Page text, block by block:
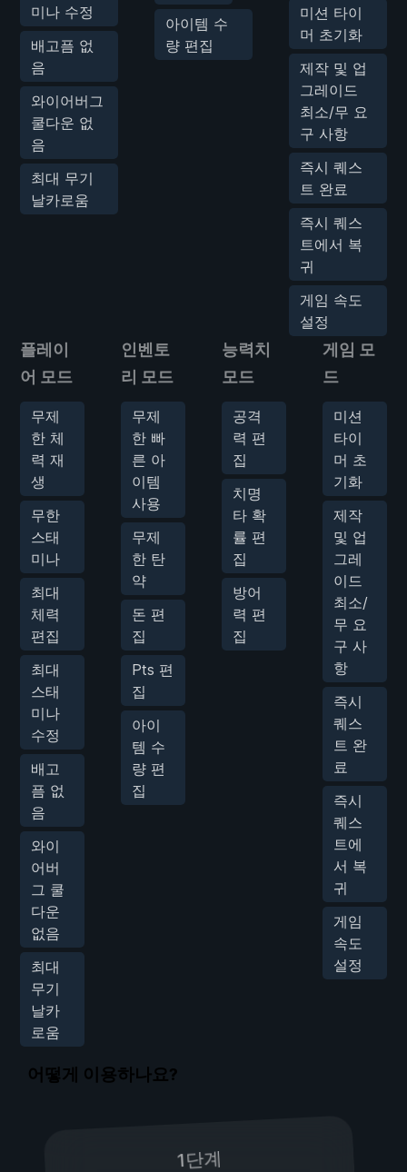
미나 수정
배고픔 없
음
와이어버그
쿨다운 없
음
최대 무기
날카로움
아이템 수
량 편집
미션 타이
머 초기화
제작 및 업
그레이드
최소/무 요
구 사항
즉시 퀘스
트 완료
즉시 퀘스
트에서 복
귀
게임 속도
설정
플레이
어 모드
무제
한 체
력 재
생
무한
스태
미나
최대
체력
편집
최대
스태
미나
수정
배고
픔 없
음
와이
어버
그 쿨
다운
없음
최대
무기
날카
로움
인벤토
리 모드
무제
한 빠
른 아
이템
사용
무제
한 탄
약
돈 편
집
Pts 편
집
아이
템 수
량 편
집
능력치
모드
공격
력 편
집
치명
타 확
률 편
집
방어
력 편
집
게임 모
드
미션
타이
머 초
기화
제작
및 업
그레
이드
최소/
무 요
구 사
항
즉시
퀘스
트 완
료
즉시
퀘스
트에
서 복
귀
게임
속도
설정
어떻게 이용하나요?
1단계